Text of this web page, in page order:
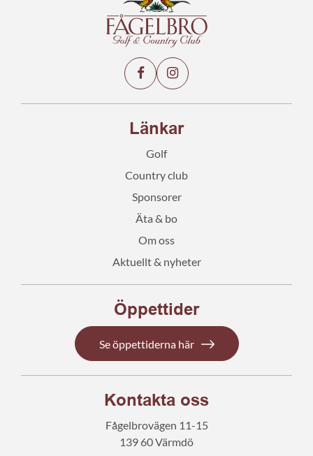
Länkar
Golf
Country club
Sponsorer
Äta & bo
Om oss
Aktuellt & nyheter
Öppettider
Se öppettiderna här
Kontakta oss
Fågelbrovägen 11-15
139 60 Värmdö